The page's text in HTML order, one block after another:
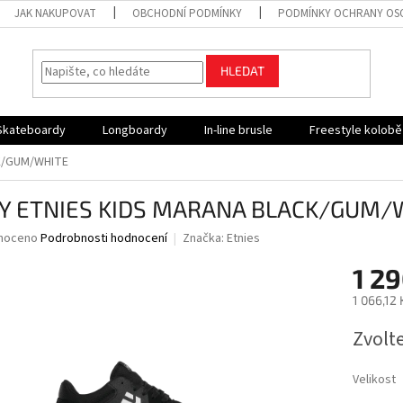
JAK NAKUPOVAT OBCHODNÍ PODMÍNKY PODMÍNKY OCHRANY
HLEDAT
Longboardy In-line brusle Freestyle
GUM/WHITE
ETNIES KIDS MARANA BLACK/GUM/
Podrobnosti hodnocení Značka: Etnies
1
1 066,12
cena:
Velikost